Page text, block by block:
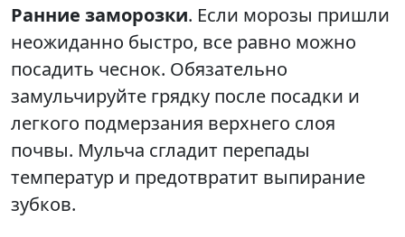
Ранние заморозки. Если морозы пришли
неожиданно быстро, все равно можно
посадить чеснок. Обязательно
замульчируйте грядку после посадки и
легкого подмерзания верхнего слоя
почвы. Мульча сгладит перепады
температур и предотвратит выпирание
зубков.